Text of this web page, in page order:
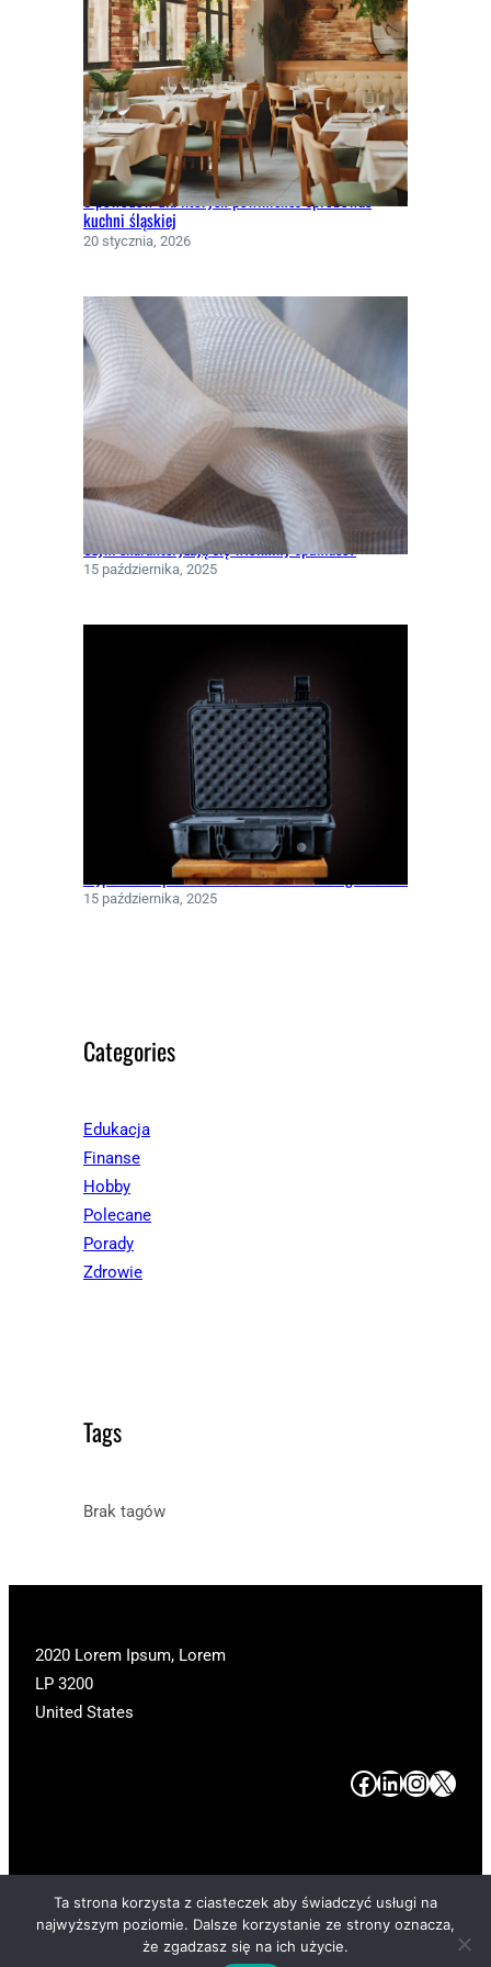
5 powodów dla których powinieneś spróbować
kuchni śląskiej
20 stycznia, 2026
Czym charakteryzują się włókniny spunlace?
15 października, 2025
Wypełnienia piankowe do walizek – dlaczego warto?
15 października, 2025
Categories
Edukacja
Finanse
Hobby
Polecane
Porady
Zdrowie
Tags
Brak tagów
2020 Lorem Ipsum, Lorem
LP 3200
United States
# # # #
Copyright 2025. All Rights Reserved.
Ta strona korzysta z ciasteczek aby świadczyć usługi na
najwyższym poziomie. Dalsze korzystanie ze strony oznacza,
że zgadzasz się na ich użycie.